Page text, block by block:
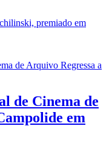
premiado em
de Cinema de
em